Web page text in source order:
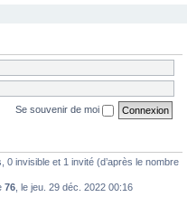
Se souvenir de moi
0 invisible et 1 invité (d’après le nombre
76 , le jeu. 29 déc. 2022 00:16